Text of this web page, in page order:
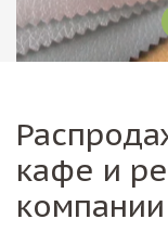
кафе и